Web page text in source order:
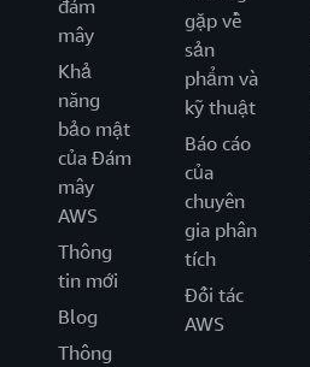
đám
mây
Khả
năng
bảo mật
của Đám
mây
AWS
Thông
tin mới
Blog
Thông
gặp về
sản
phẩm và
kỹ thuật
Báo cáo
của
chuyên
gia phân
tích
Đối tác
AWS